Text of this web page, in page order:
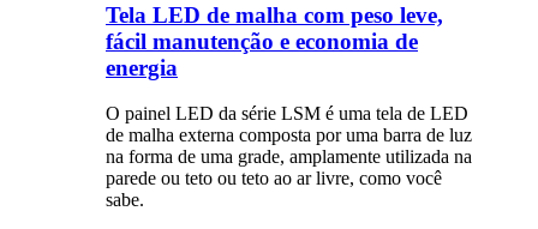
Tela LED de malha com peso leve,
fácil manutenção e economia de
energia
O painel LED da série LSM é uma tela de LED
de malha externa composta por uma barra de luz
na forma de uma grade, amplamente utilizada na
parede ou teto ou teto ao ar livre, como você
sabe.